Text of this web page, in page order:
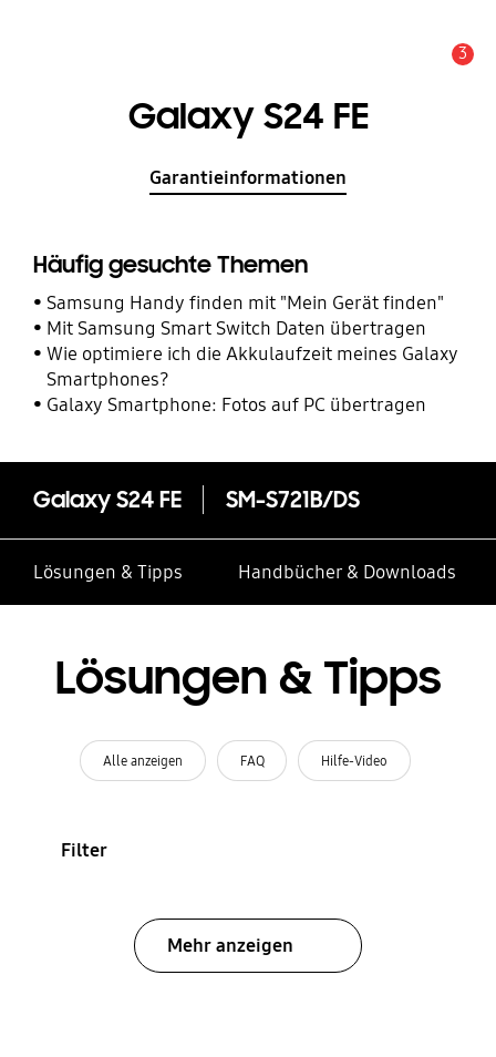
3
Galaxy S24 FE
Garantieinformationen
Häufig gesuchte Themen
Samsung Handy finden mit "Mein Gerät finden"
Mit Samsung Smart Switch Daten übertragen
Wie optimiere ich die Akkulaufzeit meines Galaxy
Smartphones?
Galaxy Smartphone: Fotos auf PC übertragen
Galaxy S24 FE SM-S721B/DS
Lösungen & Tipps Handbücher & Downloads
Lösungen & Tipps
Alle anzeigen FAQ Hilfe-Video
Filter
Mehr anzeigen